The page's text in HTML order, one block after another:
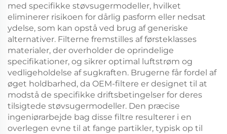
med specifikke støvsugermodeller, hvilket
eliminerer risikoen for dårlig pasform eller nedsat
ydelse, som kan opstå ved brug af generiske
alternativer. Filterne fremstilles af førsteklasses
materialer, der overholder de oprindelige
specifikationer, og sikrer optimal luftstrøm og
vedligeholdelse af sugkraften. Brugerne får fordel af
øget holdbarhed, da OEM-filtere er designet til at
modstå de specifikke driftsbetingelser for deres
tilsigtede støvsugermodeller. Den præcise
ingeniørarbejde bag disse filtre resulterer i en
overlegen evne til at fange partikler, typisk op til